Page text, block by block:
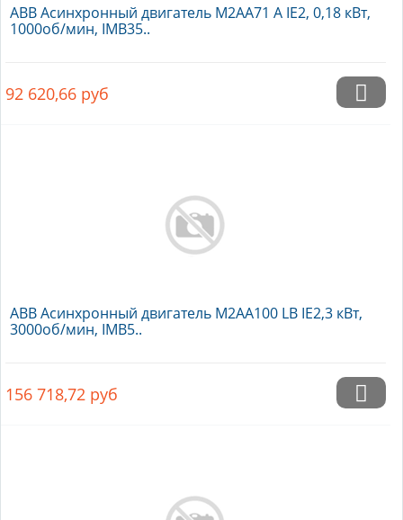
ABB Асинхронный двигатель M2AA71 A IE2, 0,18 кВт,
1000об/мин, IMB35..
92 620,66 руб
ABB Асинхронный двигатель M2AA100 LB IE2,3 кВт,
3000об/мин, IMB5..
156 718,72 руб